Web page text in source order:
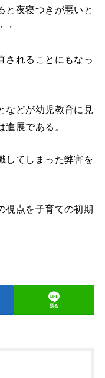
と夜寝つきが悪いと
・
されることにもなっ
などが幼児教育に見
展である。
してしまった弊害を
視点を子育ての初期
送る